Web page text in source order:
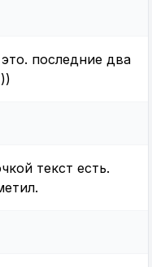
последние два
текст есть.